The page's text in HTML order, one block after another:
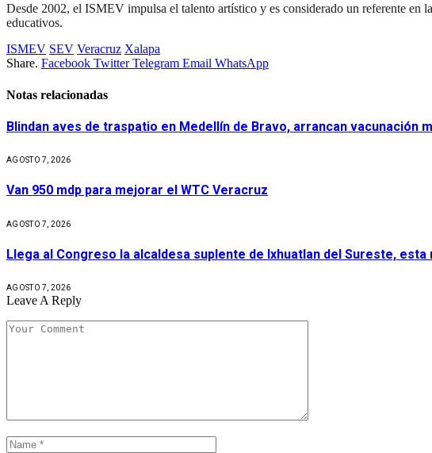
Desde 2002, el ISMEV impulsa el talento artístico y es considerado un referente en
educativos.
ISMEV SEV Veracruz Xalapa
Share. Facebook Twitter Telegram Email WhatsApp
Notas relacionadas
Blindan aves de traspatio en Medellín de Bravo, arrancan vacunación
AGOSTO 7, 2026
Van 950 mdp para mejorar el WTC Veracruz
AGOSTO 7, 2026
Llega al Congreso la alcaldesa suplente de Ixhuatlan del Sureste,
AGOSTO 7, 2026
Leave A Reply